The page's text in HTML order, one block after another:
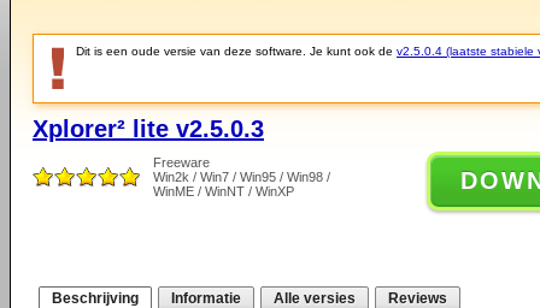
Dit is een oude versie van deze software. Je kunt ook de v2.5.0.4 (laatste stabiele
Xplorer² lite v2.5.0.3
Freeware
Win2k / Win7 / Win95 / Win98 /
WinME / WinNT / WinXP
Beschrijving Informatie Alle versies Reviews